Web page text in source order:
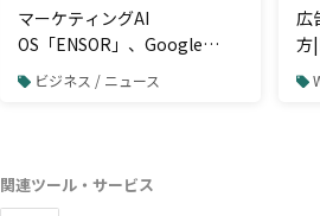
マーケティングAI
OS「ENSOR」、Google
Workspace SSO対応とブラン
ドチェック機能をリリース
一体で実現
ビジネス / ニュース
広
方
計
関連ツール・サービス